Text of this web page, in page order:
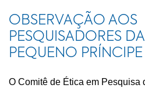
OBSERVAÇÃO AOS
PESQUISADORES
PEQUENO PRÍNCIPE
O Comitê de Ética em Pesquisa